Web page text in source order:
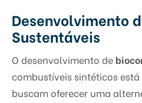
Desenvolvimento
Sustentáveis
O desenvolvimento de
combustíveis sintéticos
buscam oferecer uma